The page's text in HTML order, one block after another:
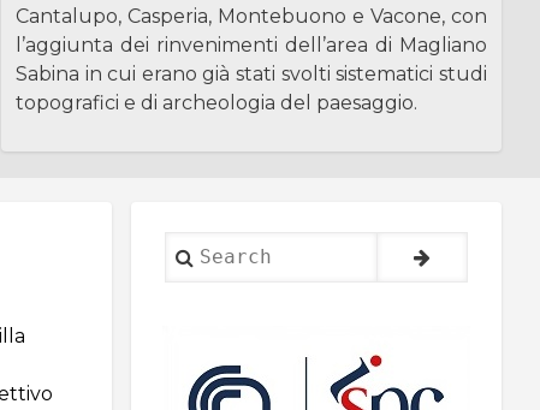
Cantalupo, Casperia, Montebuono e Vacone, con
l’aggiunta dei rinvenimenti dell’area di Magliano
Sabina in cui erano già stati svolti sistematici studi
topografici e di archeologia del paesaggio.
Search